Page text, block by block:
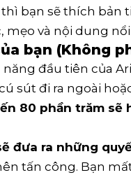
thì bạn sẽ thích bản
và nội dung
bạn (Không
đầu tiên của
sút đi ra ngoài
80 phần trăm sẽ
đưa ra những
tấn công. Bạn